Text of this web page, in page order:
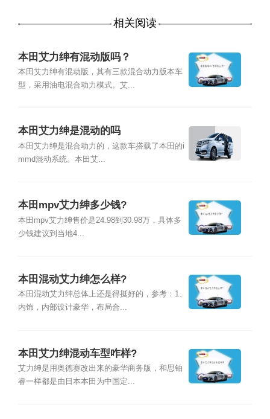
相关阅读
本田艾力绅有混动版吗？
本田艾力绅有混动版，其有三款混合动力版本车
型，采用油电混合动力模式。艾...
本田艾力绅是混动的吗
本田艾力绅是混合动力的，这款车搭载了本田的i
mmd混动系统。本田艾...
本田mpv艾力绅多少钱?
本田mpv艾力绅售价是24.98到30.98万，具体多
少钱建议到当地4...
本田混动艾力绅怎么样?
本田混动艾力绅总体上还是得挺好的，参考：1、
内饰，内部设计豪华，布局合...
本田艾力绅混动车型咋样?
艾力绅是用奥德赛改出来的豪华商务版，和思铂
睿一样都是由日本本田为中国定...